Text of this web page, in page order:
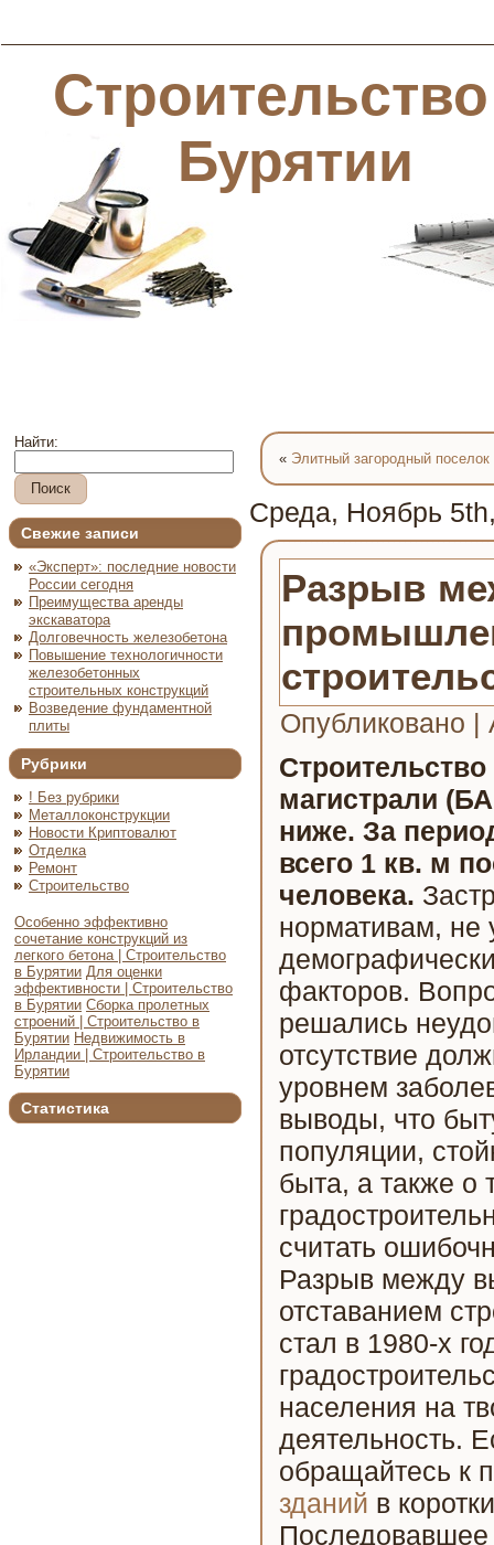
Бурятии
Найти:
Свежие записи
«Эксперт»: последние новости
России сегодня
Преимущества аренды
экскаватора
Долговечность железобетона
Повышение технологичности
железобетонных
строительных конструкций
Возведение фундаментной
плиты
Рубрики
! Без рубрики
Металлоконструкции
Новости Криптовалют
Отделка
Ремонт
Строительство
Особенно эффективно
сочетание конструкций из
легкого бетона | Строительство
в Бурятии Для оценки
эффективности | Строительство
в Бурятии Сборка пролетных
строений | Строительство в
Бурятии Недвижимость в
Ирландии | Строительство в
Бурятии
Статистика
« Элитный загородный поселок
Среда, Ноябрь
Разрыв
Опубликовано |
магистрали
ниже. За
всего 1 кв. м
человека.
нормативам, не
факторов.
решались
отсутствие
уровнем
выводы, что
популяции,
быта, а также о
считать
Разрыв между
отставанием
стал в 1980-х
населения на
деятельность.
обращайтесь
зданий в
Последовавшее